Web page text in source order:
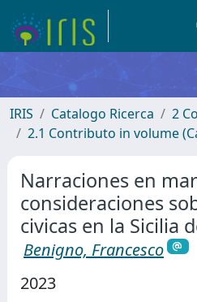
IRIS Catalogo Ricerca
2
2.1 Contributo in volume
Narraciones en
consideraciones
civicas en la Sicilia
Benigno, Francesco
2023